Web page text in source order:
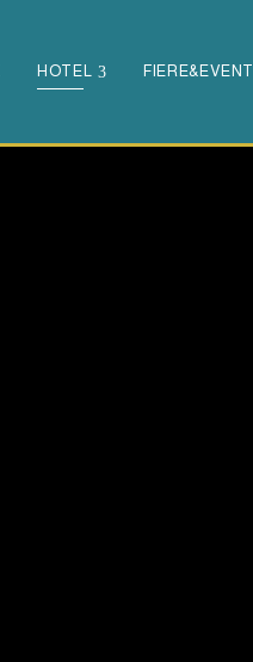
HOTEL FIERE&EVENTI